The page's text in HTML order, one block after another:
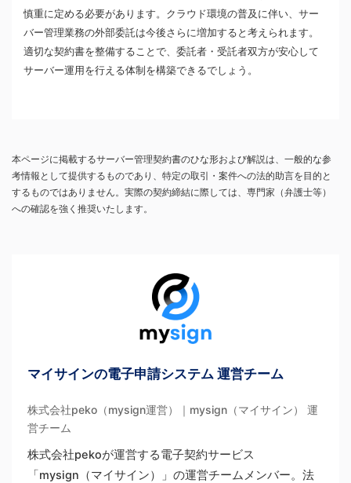
慎重に定める必要があります。クラウド環境の普及に伴い、サー
バー管理業務の外部委託は今後さらに増加すると考えられます。
適切な契約書を整備することで、委託者・受託者双方が安心して
サーバー運用を行える体制を構築できるでしょう。
本ページに掲載するサーバー管理契約書のひな形および解説は、一般的な参
考情報として提供するものであり、特定の取引・案件への法的助言を目的と
するものではありません。実際の契約締結に際しては、専門家（弁護士等）
への確認を強く推奨いたします。
マイサインの電子申請システム 運営チーム
株式会社peko（mysign運営）｜mysign（マイサイン） 運
営チーム
株式会社pekoが運営する電子契約サービス
「mysign（マイサイン）」の運営チームメンバー。法